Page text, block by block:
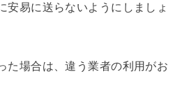
安易に送らないようにしましょ
た場合は、違う業者の利用がお